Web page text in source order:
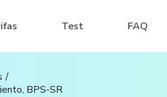
Test FAQ
BPS-SR